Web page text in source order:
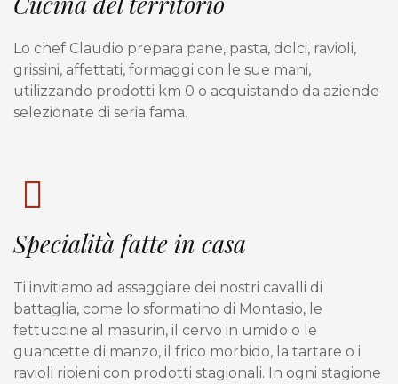
Lo chef Claudio prepara pane, pasta, dolci, ravioli,
grissini, affettati, formaggi con le sue mani,
utilizzando prodotti km 0 o acquistando da aziende
selezionate di seria fama.
Specialità fatte in casa
Ti invitiamo ad assaggiare dei nostri cavalli di
battaglia, come lo sformatino di Montasio, le
fettuccine al masurin, il cervo in umido o le
guancette di manzo, il frico morbido, la tartare o i
ravioli ripieni con prodotti stagionali. In ogni stagione